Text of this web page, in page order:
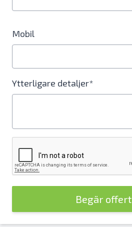
Mobil
Ytterligare detaljer*
Begär offert